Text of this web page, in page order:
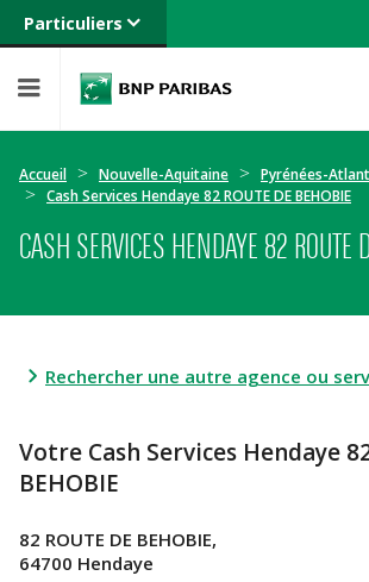
Particuliers
Banque privée
Entreprises
Accueil Nouvelle-Aquitaine Pyrénées-
Cash Services Hendaye 82 ROUTE DE BEHOBIE
CASH SERVICES HENDAYE 82 ROUTE
Rechercher une autre agence ou
Votre Cash Services Hendaye
BEHOBIE
82 ROUTE DE BEHOBIE,
64700 Hendaye